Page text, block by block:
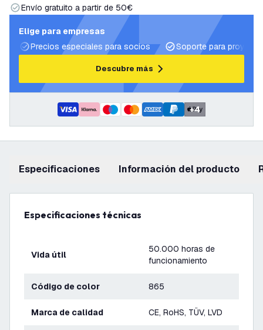
Envío gratuito a partir de 50€
Elige para empresas
Precios especiales para socios
Soporte para
Descubre más
+4
Especificaciones información del producto
Especificaciones técnicas
Vida útil
50.000 horas de
funcionamiento
Código de color 865
Marca de calidad CE, RoHS, TÜV, LVD